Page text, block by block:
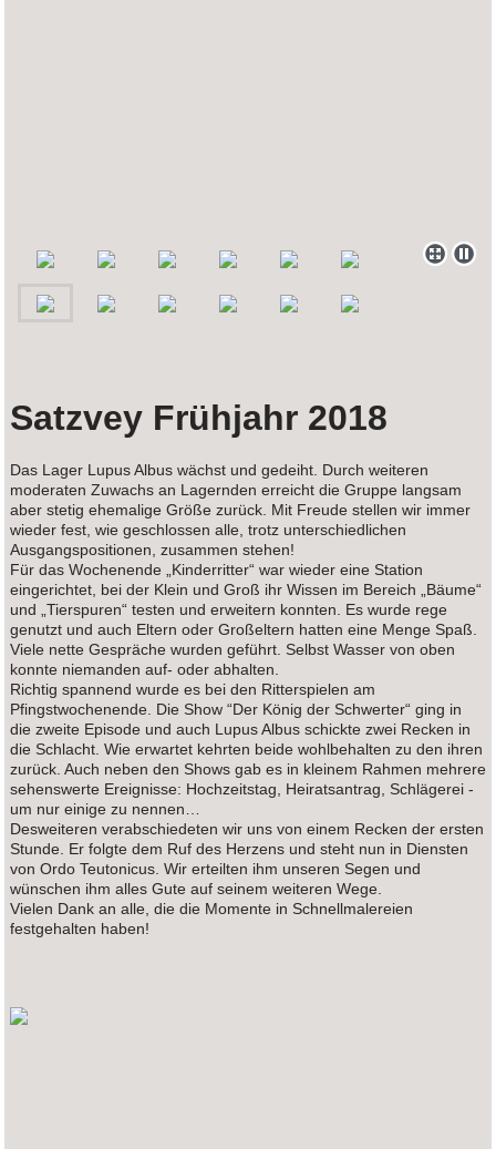
Satzvey Frühjahr 2018
Das Lager Lupus Albus wächst und gedeiht. Durch weiteren
moderaten Zuwachs an Lagernden erreicht die Gruppe langsam
aber stetig ehemalige Größe zurück. Mit Freude stellen wir immer
wieder fest, wie geschlossen alle, trotz unterschiedlichen
Ausgangspositionen, zusammen stehen!
Für das Wochenende „Kinderritter“ war wieder eine Station
eingerichtet, bei der Klein und Groß ihr Wissen im Bereich „Bäume“
und „Tierspuren“ testen und erweitern konnten. Es wurde rege
genutzt und auch Eltern oder Großeltern hatten eine Menge Spaß.
Viele nette Gespräche wurden geführt. Selbst Wasser von oben
konnte niemanden auf- oder abhalten.
Richtig spannend wurde es bei den Ritterspielen am
Pfingstwochenende. Die Show “Der König der Schwerter“ ging in
die zweite Episode und auch Lupus Albus schickte zwei Recken in
die Schlacht. Wie erwartet kehrten beide wohlbehalten zu den ihren
zurück. Auch neben den Shows gab es in kleinem Rahmen mehrere
sehenswerte Ereignisse: Hochzeitstag, Heiratsantrag, Schlägerei -
um nur einige zu nennen…
Desweiteren verabschiedeten wir uns von einem Recken der ersten
Stunde. Er folgte dem Ruf des Herzens und steht nun in Diensten
von Ordo Teutonicus. Wir erteilten ihm unseren Segen und
wünschen ihm alles Gute auf seinem weiteren Wege.
Vielen Dank an alle, die die Momente in Schnellmalereien
festgehalten haben!